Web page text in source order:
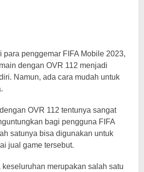
para penggemar FIFA Mobile 2023,
dengan OVR 112 menjadi
Namun, ada cara mudah untuk
OVR 112 tentunya sangat
bagi pengguna FIFA
satunya bisa digunakan untuk
jual game tersebut.
merupakan salah satu